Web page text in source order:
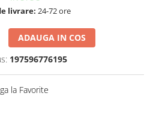
livrare: 24-72 ore
ADAUGA IN COS
197596776195
la Favorite